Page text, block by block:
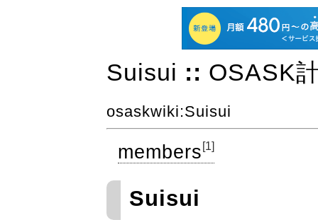
Suisui :: OSASK
osaskwiki:Suisui
members [1]
Suisui